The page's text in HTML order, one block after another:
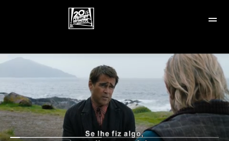
Legendado